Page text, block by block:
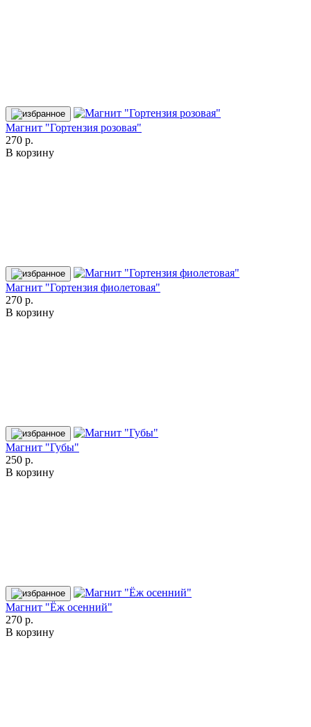
Магнит "Гортензия розовая"
270 р.
В корзину
Магнит "Гортензия фиолетовая"
270 р.
В корзину
Магнит "Губы"
250 р.
В корзину
Магнит "Ёж осенний"
270 р.
В корзину